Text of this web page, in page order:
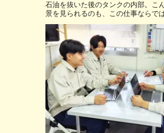
石油を抜いた後のタンクの内部。こ
景を見られるのも、この仕事ならでは